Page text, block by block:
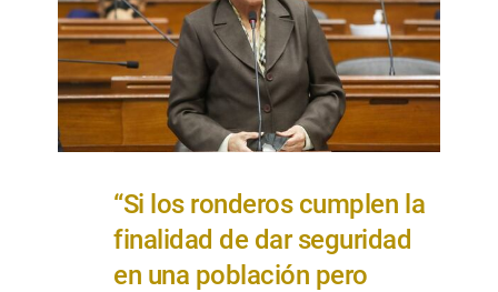
“Si los ronderos cumplen la
finalidad de dar seguridad
en una población pero